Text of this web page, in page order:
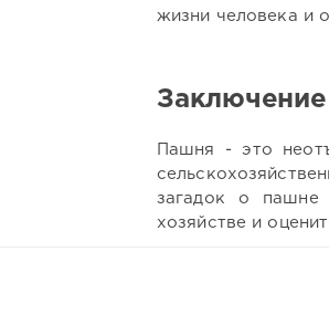
жизни человека и
Заключение
Пашня - это
загадок о пашне
хозяйстве и